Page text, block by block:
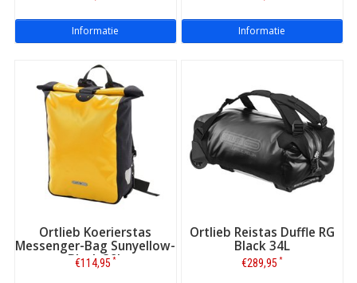
Informatie Informatie
Ortlieb Koerierstas
Messenger-Bag Sunyellow-
Black 39L
€114,95 *
Ortlieb Reistas Duffle RG
Black 34L
€289,95 *